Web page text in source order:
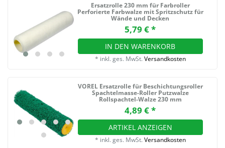
Ersatzrolle 230 mm für Farbroller
Perforierte Farbwalze mit Spritzschutz für
Wände und Decken
5,79 € *
IN DEN WARENKORB
* inkl. ges. MwSt. Versandkosten
VOREL Ersatzrolle für Beschichtungsroller
Spachtelmasse-Roller Putzwalze
Rollspachtel-Walze 230 mm
4,89 € *
ARTIKEL ANZEIGEN
* inkl. ges. MwSt. Versandkosten